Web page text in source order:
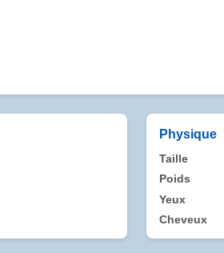
Physique
Taille
Poids
Yeux
Cheveux